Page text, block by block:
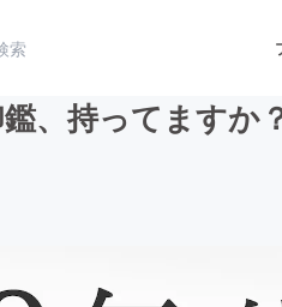
音楽
鑑、持ってます